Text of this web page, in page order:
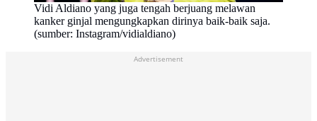
Vidi Aldiano yang juga tengah berjuang melawan
kanker ginjal mengungkapkan dirinya baik-baik saja.
(sumber: Instagram/vidialdiano)